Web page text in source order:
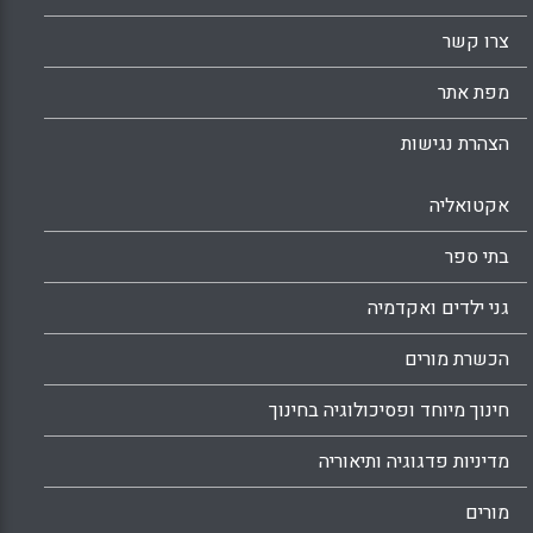
צרו קשר
מפת אתר
הצהרת נגישות
אקטואליה
בתי ספר
גני ילדים ואקדמיה
הכשרת מורים
חינוך מיוחד ופסיכולוגיה בחינוך
מדיניות פדגוגיה ותיאוריה
מורים